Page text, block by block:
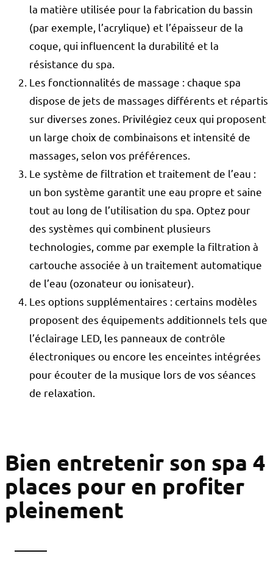
la matière utilisée pour la fabrication du bassin
(par exemple, l’acrylique) et l’épaisseur de la
coque, qui influencent la durabilité et la
résistance du spa.
Les fonctionnalités de massage : chaque spa
dispose de jets de massages différents et répartis
sur diverses zones. Privilégiez ceux qui proposent
un large choix de combinaisons et intensité de
massages, selon vos préférences.
Le système de filtration et traitement de l’eau :
un bon système garantit une eau propre et saine
tout au long de l’utilisation du spa. Optez pour
des systèmes qui combinent plusieurs
technologies, comme par exemple la filtration à
cartouche associée à un traitement automatique
de l’eau (ozonateur ou ionisateur).
Les options supplémentaires : certains modèles
proposent des équipements additionnels tels que
l’éclairage LED, les panneaux de contrôle
électroniques ou encore les enceintes intégrées
pour écouter de la musique lors de vos séances
de relaxation.
Bien entretenir son spa 4
places pour en profiter
pleinement